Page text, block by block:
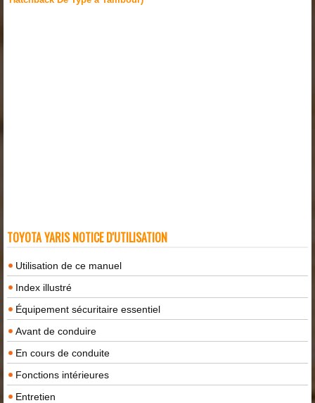
TOYOTA YARIS NOTICE D'UTILISATION
Utilisation de ce manuel
Index illustré
Équipement sécuritaire essentiel
Avant de conduire
En cours de conduite
Fonctions intérieures
Entretien